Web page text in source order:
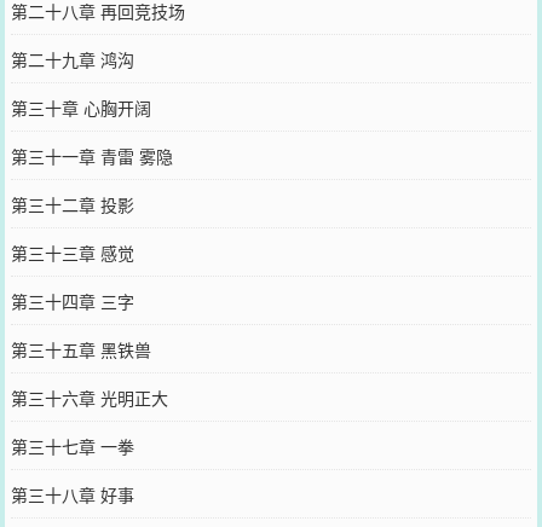
第二十八章 再回竞技场
第二十九章 鸿沟
第三十章 心胸开阔
第三十一章 青雷 雾隐
第三十二章 投影
第三十三章 感觉
第三十四章 三字
第三十五章 黑铁兽
第三十六章 光明正大
第三十七章 一拳
第三十八章 好事